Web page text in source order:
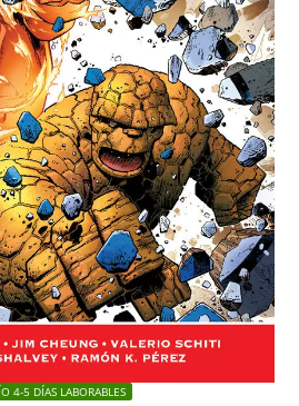
4-5 DÍAS LABORABLES